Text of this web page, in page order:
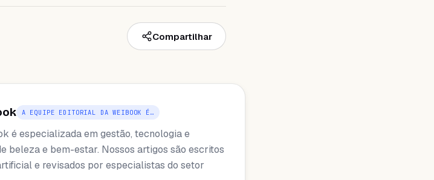
Compartilhar
A EQUIPE EDITORIAL DA WEIBOOK É…
é especializada em gestão, tecnologia e
beleza e bem-estar. Nossos artigos são escritos
e revisados ​​por especialistas do setor